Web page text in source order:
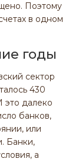
Поэтому
в одном
годы
сектор
430
это далеко
банков,
или
Банки,
а